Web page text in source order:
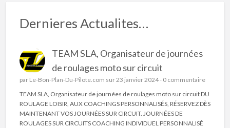
Dernieres Actualites…
TEAM SLA, Organisateur de journées
de roulages moto sur circuit
par Le-Bon-Plan-Du-Pilote.com sur 23 janvier 2024 - 0 commentaire
TEAM SLA, Organisateur de journées de roulages moto sur circuit DU
ROULAGE LOISIR, AUX COACHINGS PERSONNALISÉS, RÉSERVEZ DÈS
MAINTENANT VOS JOURNÉES SUR CIRCUIT. JOURNÉES DE
ROULAGES SUR CIRCUITS COACHING INDIVIDUEL PERSONNALISÉ